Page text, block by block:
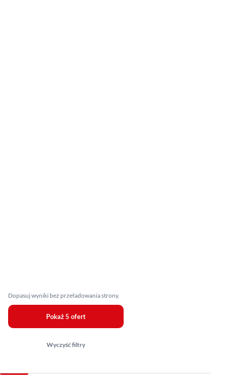
Dopasuj wyniki bez przeładowania strony.
Pokaż 5 ofert
Wyczyść filtry